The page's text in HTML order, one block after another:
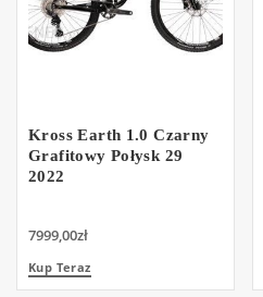
Kross Earth 1.0 Czarny
Grafitowy Połysk 29
2022
7999,00zł
Kup Teraz